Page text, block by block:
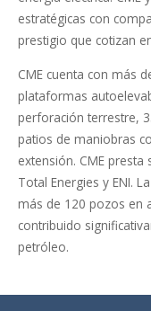
estratégicas con
prestigio que cotizan
CME cuenta con más
plataformas
perforación terrestre,
patios de maniobras
extensión. CME presta
Total Energies y ENI.
más de 120 pozos en
contribuido
petróleo.